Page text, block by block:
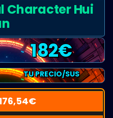
Character Hui
182€
TU PRECIO/SUS
€